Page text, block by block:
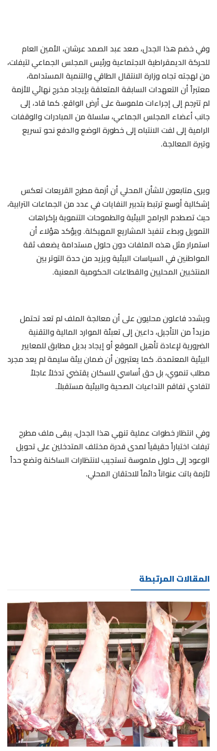
وفي خضم هذا الجدل، صعد عبد الصمد عرشان، الأمين العام
للحركة الديمقراطية الاجتماعية ورئيس المجلس الجماعي لتيفلت،
من لهجته تجاه وزارة الانتقال الطاقي والتنمية المستدامة،
معتبراً أن التعهدات السابقة المتعلقة بإيجاد مخرج نهائي للأزمة
لم تترجم إلى إجراءات ملموسة على أرض الواقع. كما قاد، إلى
جانب أعضاء المجلس الجماعي، سلسلة من المبادرات والوقفات
الرامية إلى لفت الانتباه إلى خطورة الوضع والدفع نحو تسريع
وتيرة المعالجة.
ويرى متابعون للشأن المحلي أن أزمة مطرح القريعات تعكس
إشكالية أوسع ترتبط بتدبير النفايات في عدد من الجماعات الترابية،
حيث تصطدم البرامج البيئية والطموحات التنموية بإكراهات
التمويل وبطء تنفيذ المشاريع المهيكلة. ويؤكد هؤلاء أن
استمرار مثل هذه الملفات دون حلول مستدامة يضعف ثقة
المواطنين في السياسات البيئية ويزيد من حدة التوتر بين
المنتخبين المحليين والقطاعات الحكومية المعنية.
ويشدد فاعلون محليون على أن معالجة الملف لم تعد تحتمل
مزيداً من التأجيل، داعين إلى تعبئة الموارد المالية والتقنية
الضرورية لإعادة تأهيل الموقع أو إيجاد بديل مطابق للمعايير
البيئية المعتمدة. كما يعتبرون أن ضمان بيئة سليمة لم يعد مجرد
مطلب تنموي، بل حق أساسي للسكان يقتضي تدخلاً عاجلاً
لتفادي تفاقم التداعيات الصحية والبيئية مستقبلاً.
وفي انتظار خطوات عملية تنهي هذا الجدل، يبقى ملف مطرح
تيفلت اختباراً حقيقياً لمدى قدرة مختلف المتدخلين على تحويل
الوعود إلى حلول ملموسة تستجيب لانتظارات الساكنة وتضع حداً
لأزمة باتت عنواناً دائماً للاحتقان المحلي.
المقالات المرتبطة